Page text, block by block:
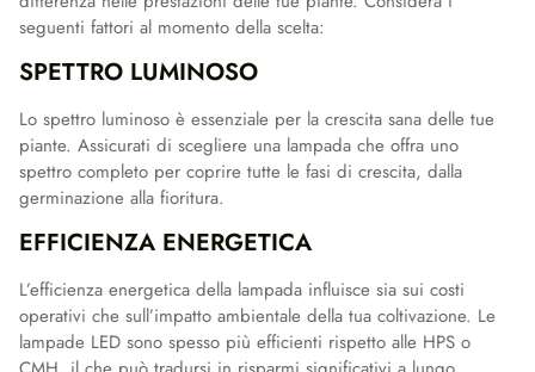
seguenti fattori al momento della scelta:
SPETTRO LUMINOSO
Lo spettro luminoso è essenziale per la crescita sana delle tue
piante. Assicurati di scegliere una lampada che offra uno
spettro completo per coprire tutte le fasi di crescita, dalla
germinazione alla fioritura.
EFFICIENZA ENERGETICA
L’efficienza energetica della lampada influisce sia sui costi
operativi che sull’impatto ambientale della tua coltivazione. Le
lampade LED sono spesso più efficienti rispetto alle HPS o